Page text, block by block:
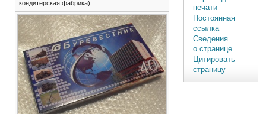
кондитерская фабрика)
печати
Постоянная
ссылка
Сведения
о странице
Цитировать
страницу